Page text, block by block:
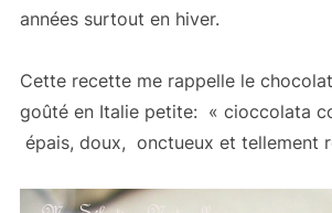
années surtout en hiver.
Cette recette me rappelle le chocolat
goûté en Italie petite: « cioccolata
épais, doux, onctueux et tellement